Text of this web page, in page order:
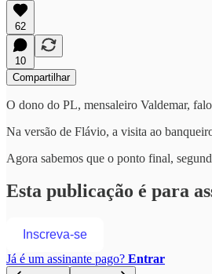
62
10
Compartilhar
O dono do PL, mensaleiro Valdemar,
Na versão de Flávio, a visita ao
Agora sabemos que o ponto final,
Esta publicação é para
Inscreva-se
Já é um assinante pago? Entrar